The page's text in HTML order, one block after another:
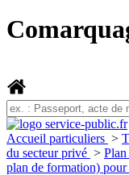
Accueil particuliers >
du secteur privé > Plan
plan de formation) pour